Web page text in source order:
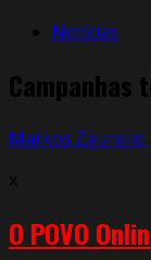
Notícias
Campanhas
Markos Zaurelio
x
O POVO